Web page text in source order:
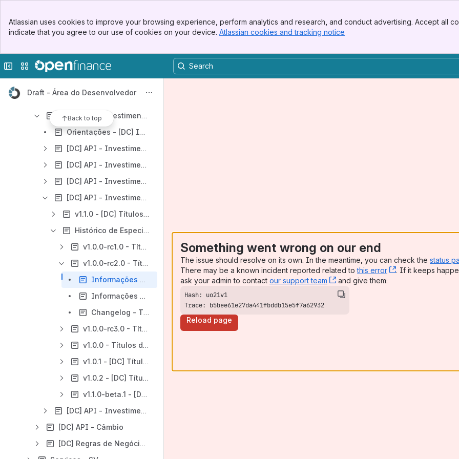
Top Bar
Sidebar
Atlassian uses cookies to improve your browsing experience, perform analytics and research, and conduct advertising. Accept all
indicate that you agree to our use of cookies on your device. Atlassian cookies and tracking notice
Collapse sidebar
Switch sites or apps
Draft - Área do Desenvolvedor
Back to top
[DC] API - Consentimento
[DC] API - Recursos
[DC] APIs - Investimentos
Orientações - [DC] Investimentos
[DC] API - Investimentos - Renda Fixa Bancária
[DC] API - Investimentos - Renda Fixa Crédito
[DC] API - Investimentos - Renda Variável
[DC] API - Investimentos - Títulos do Tesouro Direto
v1.1.0 - [DC] Títulos do Tesouro Direto
Histórico de Especificações - [DC] Títulos do Tesouro Direto
v1.0.0-rc1.0 - Títulos do Tesouro Direto
v1.0.0-rc2.0 - Títulos do Tesouro Direto
Informações Gerais - Títulos do Tesouro Direto - v1.0.0-rc2.0
Informações Técnicas - Títulos do Tesouro Direto - v1.0.0-rc2.0
Changelog - Títulos do Tesouro Direto - v1.0.0-rc2.0
v1.0.0-rc3.0 - Títulos do Tesouro Direto
v1.0.0 - Títulos do Tesouro Direto
v1.0.1 - [DC] Títulos do Tesouro Direto
v1.0.2 - [DC] Títulos do Tesouro Direto
v1.1.0-beta.1 - [DC] Títulos do Tesouro Direto
[DC] API - Investimentos - Fundos de Investimento
[DC] API - Câmbio
[DC] Regras de Negócios para CIBA no compartilhamento de dados
Something went wrong on our end
The issue should resolve on its own. In the meantime, you can check the status
There may be a known incident reported related tothis error , (opens new
. If it keeps
ask your admin to contact our support team , (opens new window)
and give them:
Trace: b5bee61e27da441fbddb15e5f7a62932
Reload page